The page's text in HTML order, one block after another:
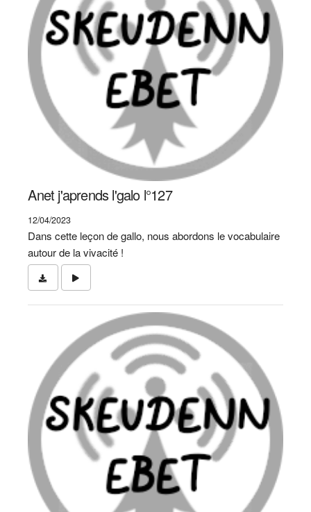
Anet j'aprends l'galo l°127
12/04/2023
Dans cette leçon de gallo, nous abordons le vocabulaire
autour de la vivacité !